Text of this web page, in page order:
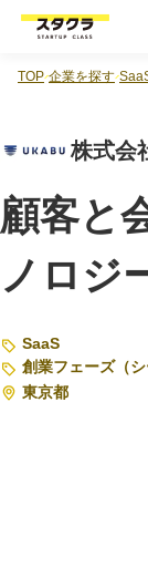
企業を探す
適性診断 無料
スタクラが選
紹介する企
TOP 企業を探す
株式会
顧客と
ノロジ
SaaS
創業フェーズ（シ
東京都